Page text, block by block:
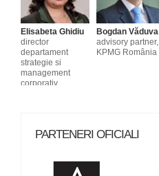
Elisabeta Ghidiu
director
departament
strategie si
management
corporativ,
Bogdan Văduva
advisory partner,
KPMG România
PARTENERI OFICIALI